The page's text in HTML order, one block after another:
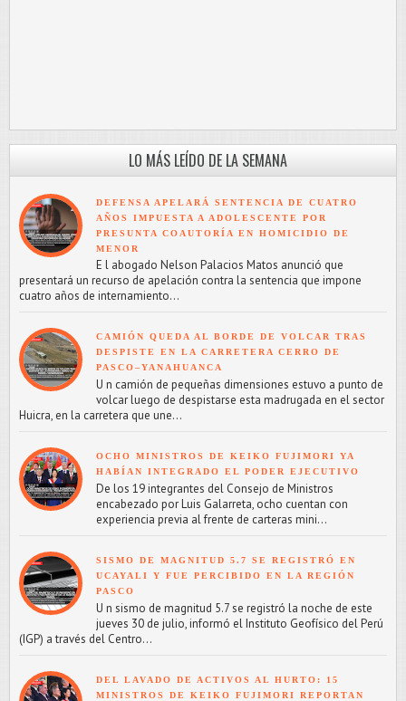
LO MÁS LEÍDO DE LA SEMANA
DEFENSA APELARÁ SENTENCIA DE CUATRO
AÑOS IMPUESTA A ADOLESCENTE POR
PRESUNTA COAUTORÍA EN HOMICIDIO DE
MENOR
E l abogado Nelson Palacios Matos anunció que
presentará un recurso de apelación contra la sentencia que impone
cuatro años de internamiento...
CAMIÓN QUEDA AL BORDE DE VOLCAR TRAS
DESPISTE EN LA CARRETERA CERRO DE
PASCO–YANAHUANCA
U n camión de pequeñas dimensiones estuvo a punto de
volcar luego de despistarse esta madrugada en el sector
Huicra, en la carretera que une...
OCHO MINISTROS DE KEIKO FUJIMORI YA
HABÍAN INTEGRADO EL PODER EJECUTIVO
De los 19 integrantes del Consejo de Ministros
encabezado por Luis Galarreta, ocho cuentan con
experiencia previa al frente de carteras mini...
SISMO DE MAGNITUD 5.7 SE REGISTRÓ EN
UCAYALI Y FUE PERCIBIDO EN LA REGIÓN
PASCO
U n sismo de magnitud 5.7 se registró la noche de este
jueves 30 de julio, informó el Instituto Geofísico del Perú
(IGP) a través del Centro...
DEL LAVADO DE ACTIVOS AL HURTO: 15
MINISTROS DE KEIKO FUJIMORI REPORTAN